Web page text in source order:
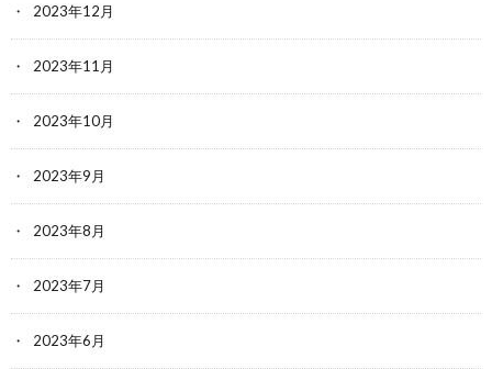
2023年12月
2023年11月
2023年10月
2023年9月
2023年8月
2023年7月
2023年6月